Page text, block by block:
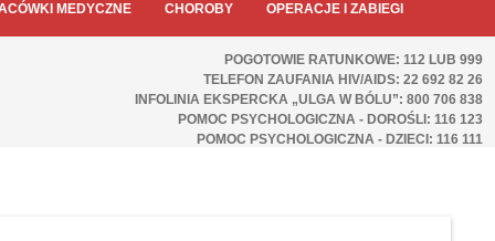
MEDYCZNE CHOROBY OPERACJE I ZABIEGI
POGOTOWIE RATUNKOWE: 112 LUB 999
TELEFON ZAUFANIA HIV/AIDS: 22 692 82 26
INFOLINIA EKSPERCKA „ULGA W BÓLU”: 800 706 838
POMOC PSYCHOLOGICZNA - DOROŚLI: 116 123
POMOC PSYCHOLOGICZNA - DZIECI: 116 111